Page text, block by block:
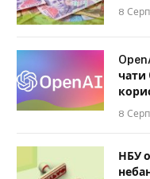
8
чати
8
НБУ